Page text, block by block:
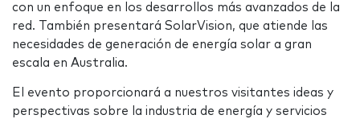
con un enfoque en los desarrollos más avanzados de la
red. También presentará SolarVision, que atiende las
necesidades de generación de energía solar a gran
escala en Australia.
El evento proporcionará a nuestros visitantes ideas y
perspectivas sobre la industria de energía y servicios